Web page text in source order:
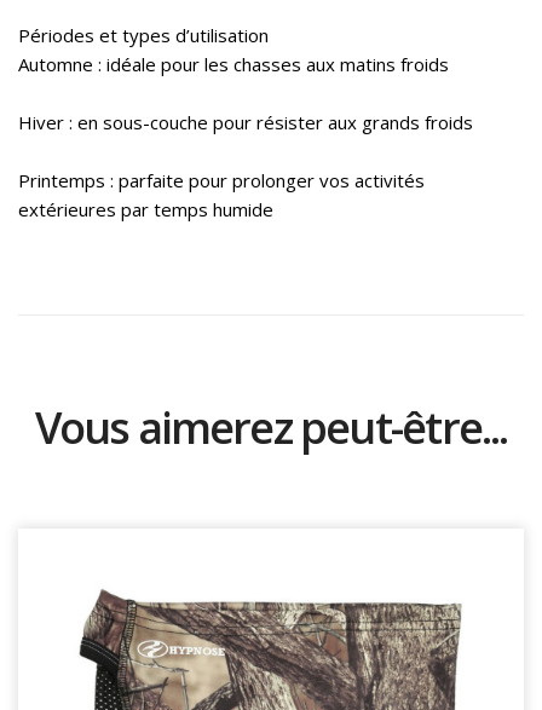
Périodes et types d’utilisation
Automne : idéale pour les chasses aux matins froids
Hiver : en sous-couche pour résister aux grands froids
Printemps : parfaite pour prolonger vos activités
extérieures par temps humide
Vous aimerez peut-être...